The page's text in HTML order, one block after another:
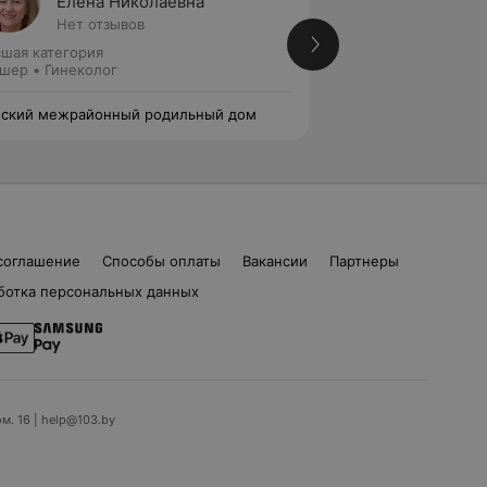
Нет отзывов
категория
• Гинеколог
межрайонный родильный дом
Способы оплаты Вакансии
Партнеры
персональных данных
16 | help@103.by